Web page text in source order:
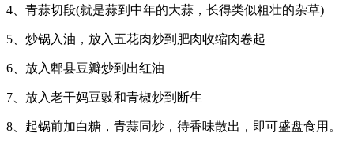
4、青蒜切段(就是蒜到中年的大蒜，长得类似粗壮的杂草)
5、炒锅入油，放入五花肉炒到肥肉收缩肉卷起
6、放入郫县豆瓣炒到出红油
7、放入老干妈豆豉和青椒炒到断生
8、起锅前加白糖，青蒜同炒，待香味散出，即可盛盘食用。